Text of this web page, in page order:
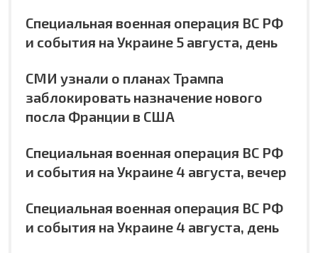
Специальная военная операция ВС РФ
и события на Украине 5 августа, день
СМИ узнали о планах Трампа
заблокировать назначение нового
посла Франции в США
Специальная военная операция ВС РФ
и события на Украине 4 августа, вечер
Специальная военная операция ВС РФ
и события на Украине 4 августа, день